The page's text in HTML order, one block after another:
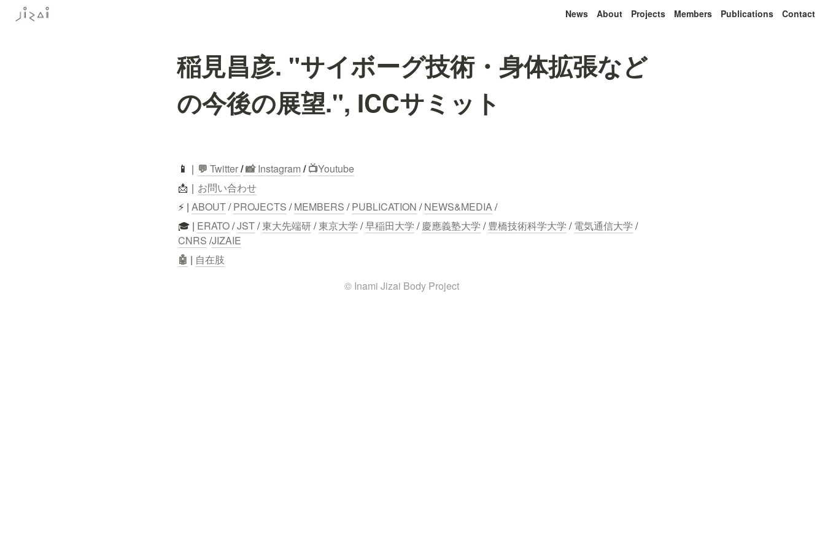
News About Projects Members Publications Contact
稲見昌彦. "サイボーグ技術・身体拡張など
の今後の展望.", ICCサミット
📱 ｜ 💬 Twitter/ 📸 Instagram / 📺Youtube
📩｜ お問い合わせ
⚡ | ABOUT / PROJECTS / MEMBERS / PUBLICATION / NEWS&MEDIA /
🎓 | ERATO / JST / 東大先端研 / 東京大学 / 早稲田大学 / 慶應義塾大学 / 豊橋技術科学大学 / 電気通信大学 /
CNRS /JIZAIE
🤖 | 自在肢
© Inami Jizai Body Project